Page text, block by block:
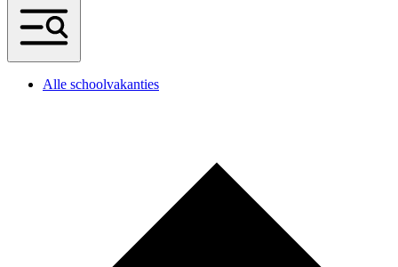
Alle schoolvakanties